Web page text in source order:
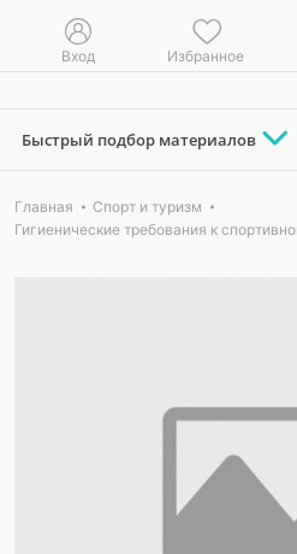
Вход Избранное
Быстрый подбор материалов
Главная
Спорт и туризм
Гигиенические требования к